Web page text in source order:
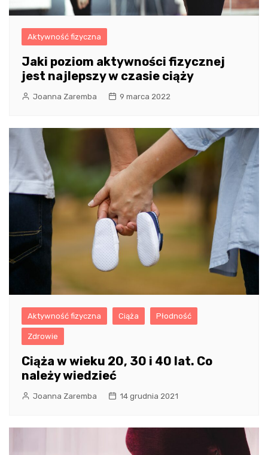
Aktywność fizyczna
Jaki poziom aktywności fizycznej
jest najlepszy w czasie ciąży
Joanna Zaremba 9 marca 2022
Aktywność fizyczna Ciąża Płodność
Zdrowie
Ciąża w wieku 20, 30 i 40 lat. Co
należy wiedzieć
Joanna Zaremba 14 grudnia 2021